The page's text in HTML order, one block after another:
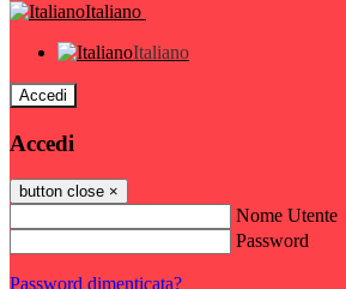
Italiano
Italiano
Accedi
Accedi
button close ×
Nome Utente
Password
Password dimenticata?